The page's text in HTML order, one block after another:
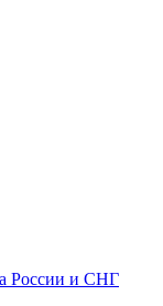
России и СНГ